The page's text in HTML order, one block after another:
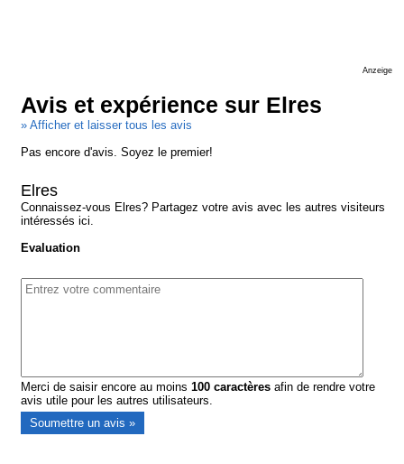
Anzeige
Avis et expérience sur Elres
» Afficher et laisser tous les avis
Pas encore d'avis. Soyez le premier!
Elres
Connaissez-vous Elres? Partagez votre avis avec les autres visiteurs
intéressés ici.
Evaluation
Merci de saisir encore au moins100 caractères afin de rendre votre
avis utile pour les autres utilisateurs.